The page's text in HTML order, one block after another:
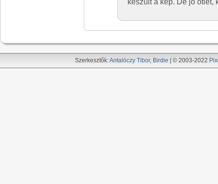
készült a kép. De jó ötlet,
Szerkesztők:Antalóczy Tibor, Birdie | © 2003-2022